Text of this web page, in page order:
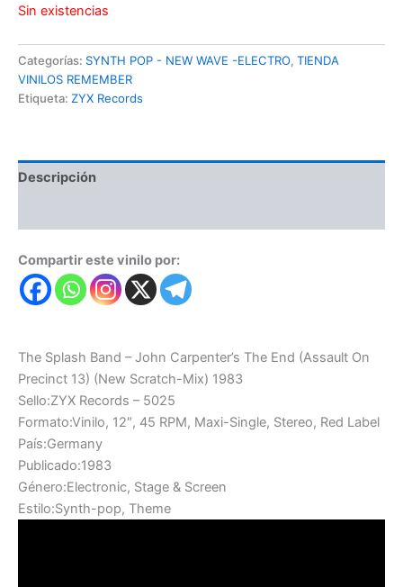
era:
14,90 €.7,90 €.
Sin existencias
Categorías: SYNTH POP - NEW WAVE -ELECTRO, TIENDA
VINILOS REMEMBER
Etiqueta: ZYX Records
Descripción
Compartir este vinilo por:
The Splash Band – John Carpenter’s The End (Assault On
Precinct 13) (New Scratch-Mix) 1983
Sello:ZYX Records – 5025
Formato:Vinilo, 12″, 45 RPM, Maxi-Single, Stereo, Red Label
País:Germany
Publicado:1983
Género:Electronic, Stage & Screen
Estilo:Synth-pop, Theme